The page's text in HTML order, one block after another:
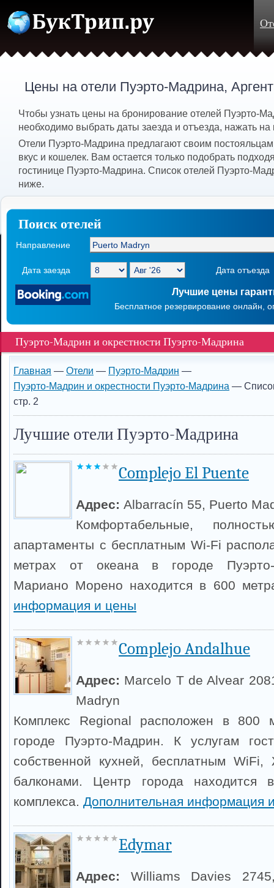
Цены на отели Пуэрто-Мадрина,
Чтобы узнать цены на бронирование отелей Пуэрто-
необходимо выбрать даты заезда и отъезда, нажать на
Отели Пуэрто-Мадрина предлагают своим
вкус и кошелек. Вам остается только подобрать
гостинице Пуэрто-Мадрина. Список отелей Пуэрто-
ниже.
Поиск отелей
Направление
Дата заезда Дата отъезда
Лучшие цены
Бесплатное резервирование онлайн,
Пуэрто-Мадрин и окрестности Пуэрто-Мадрина
Главная — Отели — Пуэрто-Мадрин —
Пуэрто-Мадрин и окрестности Пуэрто-Мадрина —
стр. 2
Лучшие отели Пуэрто-Мадрина
Complejo El Puente
Адрес: Albarracín 55, Puerto
Комфортабельные,
апартаменты с бесплатным Wi-Fi
метрах от океана в городе
Мариано Морено находится в 600
информация и цены
Complejo Andalhue
Адрес: Marcelo T de Alvear
Madryn
Комплекс Regional расположен в 800
городе Пуэрто-Мадрин. К услугам
собственной кухней, бесплатным WiFi,
балконами. Центр города находится
комплекса. Дополнительная информация
Edymar
Адрес: Williams Davies